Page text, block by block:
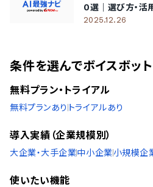
0選｜選び方・活
2025.12.26
条件を選んでボイスボッ
無料プラン・トライアル
無料プランあり トライアルあり
導入実績（企業規模別）
大企業・大手企業中小企業小規模企
使いたい機能